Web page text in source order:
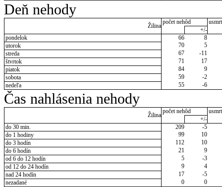
Deň nehody
Žilina
počet nehôd
+/-
pondelok
66
8
utorok
70
5
streda
67
-11
štvrtok
71
17
piatok
84
9
sobota
59
-2
nedeľa
55 -6
Čas nahlásenia nehody
Žilina
počet nehôd
+/-
do 30 min.
209
-5
do 1 hodiny
99
10
do 3 hodín
112
10
do 6 hodín
21
9
od 6 do 12 hodín
5
-3
od 12 do 24 hodín
9
4
nad 24 hodín
17
-5
nezadané
0 0